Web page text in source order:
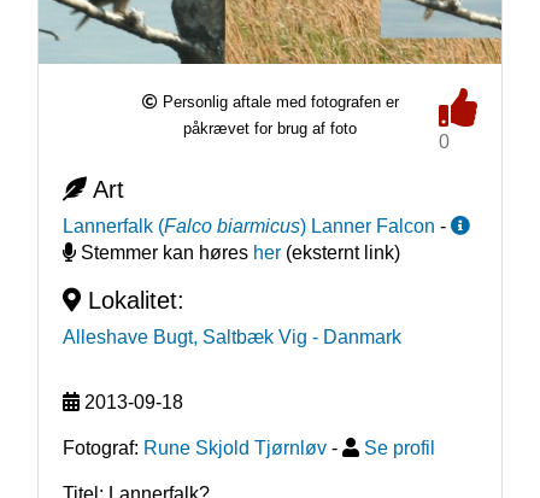
Personlig aftale med fotografen er
påkrævet for brug af foto
0
Art
Lannerfalk (Falco biarmicus) Lanner Falcon -
Stemmer kan høres her(eksternt link)
Lokalitet:
Alleshave Bugt, Saltbæk Vig - Danmark
2013-09-18
Fotograf: Rune Skjold Tjørnløv - Se profil
Titel: Lannerfalk?